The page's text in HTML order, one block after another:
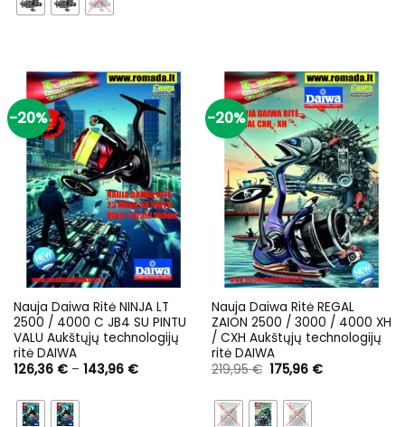
-20%
Nauja Daiwa Ritė NINJA LT
2500 / 4000 C JB4 SU PINTU
VALU Aukštųjų technologijų
ritė DAIWA
126,36 € – 143,96 €Price
-20%
Nauja Daiwa Ritė REGAL
ZAION 2500 / 3000 / 4000 XH
/ CXH Aukštųjų technologijų
ritė DAIWA
219,95€ Original
price
219,95 €.
175,96 €Current